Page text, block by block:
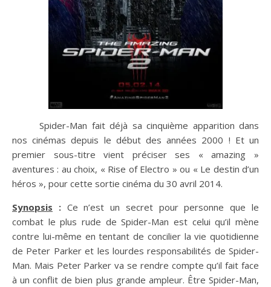
Spider-Man fait déjà sa cinquième apparition dans
nos cinémas depuis le début des années 2000 ! Et un
premier sous-titre vient préciser ses « amazing »
aventures : au choix, « Rise of Electro » ou « Le destin d’un
héros », pour cette sortie cinéma du 30 avril 2014.
Synopsis : Ce n’est un secret pour personne que le
combat le plus rude de Spider-Man est celui qu’il mène
contre lui-même en tentant de concilier la vie quotidienne
de Peter Parker et les lourdes responsabilités de Spider-
Man. Mais Peter Parker va se rendre compte qu’il fait face
à un conflit de bien plus grande ampleur. Être Spider-Man,